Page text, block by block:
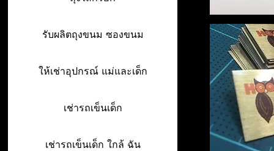
รับผลิตถุงขนม ซองขนม
ให้เช่าอุปกรณ์ แม่และเด็ก
เช่ารถเข็นเด็ก
เช่ารถเข็นเด็ก ใกล้ ฉัน